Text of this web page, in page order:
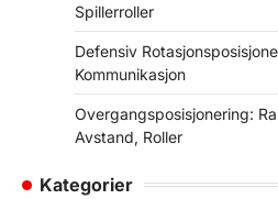
Spillerroller
Defensiv
Kommunikasjon
Overgangsposisjonering:
Avstand, Roller
Kategorier